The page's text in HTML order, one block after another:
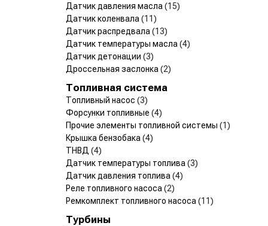
Датчик давления масла (15)
Датчик коленвала (11)
Датчик распредвала (13)
Датчик температуры масла (4)
Датчик детонации (3)
Дроссельная заслонка (2)
Топливная система
Топливный насос (3)
Форсунки топливные (4)
Прочие элементы топливной системы (1)
Крышка бензобака (4)
ТНВД (4)
Датчик температуры топлива (3)
Датчик давления топлива (4)
Реле топливного насоса (2)
Ремкомплект топливного насоса (11)
Турбины